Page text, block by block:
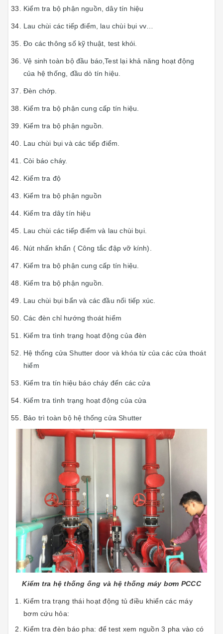
Kiểm tra bộ phận nguồn, dây tín hiệu
Lau chùi các tiếp điểm, lau chùi bụi vv…
Đo các thông số kỹ thuật, test khói.
Vệ sinh toàn bộ đầu báo,Test lại khả năng hoạt động
của hệ thống, đầu dò tín hiệu.
Đèn chớp.
Kiểm tra bộ phận cung cấp tín hiệu.
Kiểm tra bộ phận nguồn.
Lau chùi bụi và các tiếp điểm.
Còi báo cháy.
Kiểm tra độ
Kiểm tra bộ phận nguồn
Kiểm tra dây tín hiệu
Lau chùi các tiếp điểm và lau chùi bụi.
Nút nhấn khẩn ( Công tắc đập vỡ kính).
Kiểm tra bộ phận cung cấp tín hiệu.
Kiểm tra bộ phận nguồn.
Lau chùi bụi bẩn và các đầu nối tiếp xúc.
Các đèn chỉ hướng thoát hiểm
Kiểm tra tình trạng hoạt động của đèn
Hệ thống cửa Shutter door và khóa từ của các cửa thoát
hiểm
Kiểm tra tín hiệu báo cháy đến các cửa
Kiểm tra tình trạng hoạt động của cửa
Bảo trì toàn bộ hệ thống cửa Shutter
Kiểm tra hệ thống ống và hệ thống máy bơm PCCC
Kiểm tra trạng thái hoạt động tủ điều khiển các máy
bơm cứu hỏa:
Kiểm tra đèn báo pha: để test xem nguồn 3 pha vào có